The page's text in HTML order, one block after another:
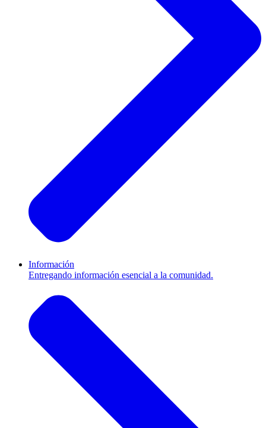
Información
Entregando información esencial a la comunidad.